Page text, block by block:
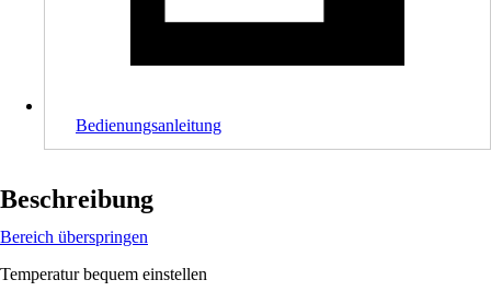
Bedienungsanleitung
Beschreibung
Bereich überspringen
Temperatur bequem einstellen